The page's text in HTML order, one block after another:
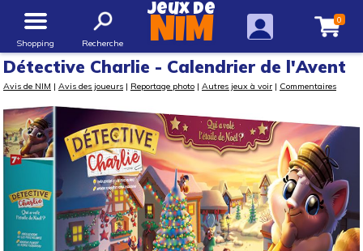
Shopping Recherche
Jeux de
NIM 0
Détective Charlie - Calendrier de l'Avent
Avis de NIM | Avis des joueurs | Reportage photo | Autres jeux à voir | Commentaires